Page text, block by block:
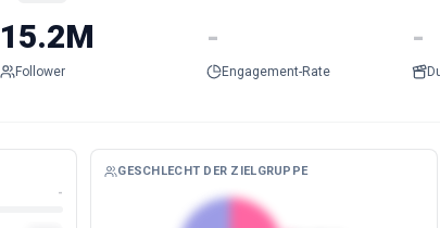
15.2M
Follower
-
Engagement-Rate
-
-
GESCHLECHT DER ZIELGRUPPE